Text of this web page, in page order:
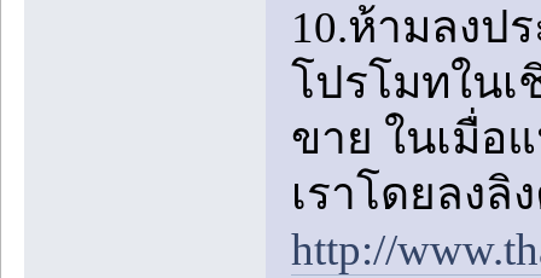
10.ห้ามลงป
โปรโมทในเ
ขาย ในเมื่อ
เราโดยลงลิ
http://